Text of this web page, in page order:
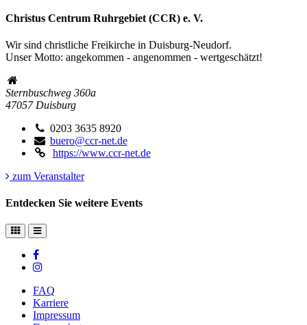
Christus Centrum Ruhrgebiet (CCR) e. V.
Wir sind christliche Freikirche in Duisburg-Neudorf.
Unser Motto: angekommen - angenommen - wertgeschätzt!
Sternbuschweg 360a
47057 Duisburg
0203 3635 8920
buero@ccr-net.de
https://www.ccr-net.de
zum Veranstalter
Entdecken Sie weitere Events
FAQ
Karriere
Impressum